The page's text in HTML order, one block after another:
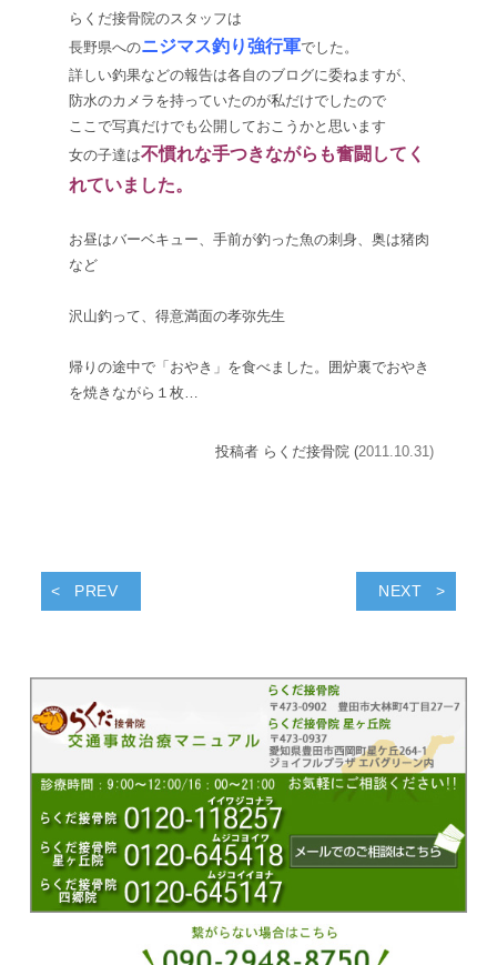
らくだ接骨院のスタッフは
長野県へのニジマス釣り強行軍でした。
詳しい釣果などの報告は各自のブログに委ねますが、
防水のカメラを持っていたのが私だけでしたので
ここで写真だけでも公開しておこうかと思います
女の子達は不慣れな手つきながらも奮闘してく
れていました。
お昼はバーベキュー、手前が釣った魚の刺身、奥は猪肉
など
沢山釣って、得意満面の孝弥先生
帰りの途中で「おやき」を食べました。囲炉裏でおやき
を焼きながら１枚…
投稿者 らくだ接骨院 (2011.10.31)
PREV NEXT